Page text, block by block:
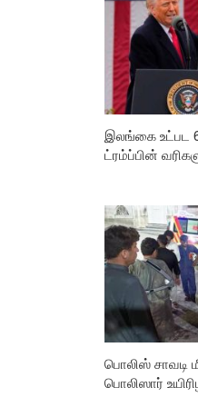
இலங்கை உட்பட
ட்ரம்ப்பின்
பொலிஸ் சாவடி
பொலிஸார்